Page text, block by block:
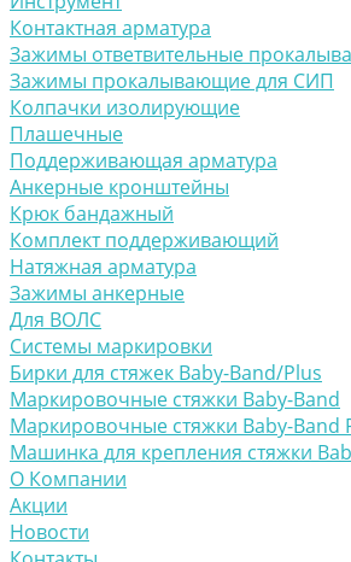
Контактная арматура
Зажимы ответвительные
Зажимы прокалывающие для СИП
Колпачки изолирующие
Плашечные
Поддерживающая арматура
Анкерные кронштейны
Крюк бандажный
Комплект поддерживающий
Натяжная арматура
Зажимы анкерные
Для ВОЛС
Системы маркировки
Бирки для стяжек Baby-Band/Plus
Маркировочные стяжки Baby-Band
Маркировочные стяжки Baby-Band
Машинка для крепления стяжки
О Компании
Акции
Новости